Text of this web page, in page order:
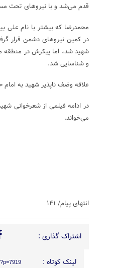
قدم می‌شد و با نیرو‌های تحت
در کمین نیرو‌های دشمن قرار
شهید شد، اما پیکرش در
و شناسایی شد.
علاقه وضف ناپذیر شهید به
در ادامه فیلمی از شعرخوانی
می‌خواند.
انتهای پیام/ ۱۴۱
اشتراک گذاری :
لینک کوتاه :